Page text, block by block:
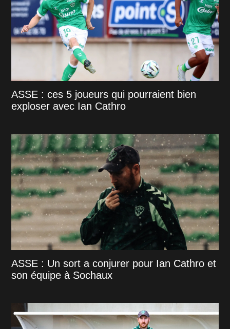
ASSE : ces 5 joueurs qui pourraient bien
exploser avec Ian Cathro
ASSE : Un sort a conjurer pour Ian Cathro et
son équipe à Sochaux